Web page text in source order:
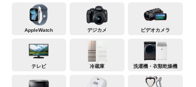
AppleWatch デジカメ ビデオカメラ
テレビ 冷蔵庫 洗濯機・衣類乾燥機